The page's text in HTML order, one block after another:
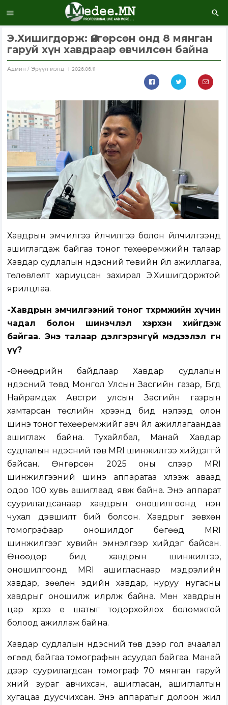
Э.Хишигдорж: Өнгөрсөн онд 8 мянган
гаруй хүн хавдраар өвчилсөн байна
Aдмин / Эрүүл мэнд 2026.06.11
Хавдрын эмчилгээ үйлчилгээ болон үйлчилгээнд
ашиглагдаж байгаа тоног төхөөрөмжийн талаар
Хавдар судлалын үндэсний төвийн үйл ажиллагаа,
төлөвлөлт хариуцсан захирал Э.Хишигдоржтой
ярилцлаа.
-Хавдрын эмчилгээний тоног төхөөрөмжийн хүчин
чадал болон шинэчлэл хэрхэн хийгдэж
байгаа. Энэ талаар дэлгэрэнгүй мэдээлэл өгнө
үү?
-Өнөөдрийн байдлаар Хавдар судлалын
үндэсний төвд Монгол Улсын Засгийн газар, Бүгд
Найрамдах Австри улсын Засгийн газрын
хамтарсан төслийн хүрээнд бид нэлээд олон
шинэ тоног төхөөрөмжийг авч үйл ажиллагаандаа
ашиглаж байна. Тухайлбал, Манай Хавдар
судлалын үндэсний төв MRI шинжилгээ хийдэггүй
байсан. Өнгөрсөн 2025 оны сүүлээр MRI
шинжилгээний шинэ аппаратаа хүлээж аваад
одоо 100 хувь ашиглаад явж байна. Энэ аппарат
суурилагдсанаар хавдрын оношилгоонд нэн
чухал дэвшилт бий болсон. Хавдрыг зөвхөн
томографаар оношилдог бөгөөд MRI
шинжилгээг хувийн эмнэлгээр хийдэг байсан.
Өнөөдөр бид хавдрын шинжилгээ,
оношилгоонд MRI ашигласнаар мэдрэлийн
хавдар, зөөлөн эдийн хавдар, нуруу нугасны
хавдрыг оношилж илрүүлж байна. Мөн хавдрын
цар хүрээ үе шатыг тодорхойлох боломжтой
болоод ажиллаж байна.
Хавдар судлалын үндэсний төв дээр гол ачаалал
өгөөд байгаа томографын асуудал байгаа. Манай
дээр суурилагдсан томограф 70 мянган гаруй
хүний зураг авчихсан, ашигласан, ашиглалтын
хугацаа дуусчихсан. Энэ аппаратыг долоон жил